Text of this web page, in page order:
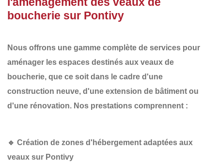
boucherie sur Pontivy
Nous offrons une gamme complète de services pour
aménager les espaces destinés aux veaux de
boucherie, que ce soit dans le cadre d'une
construction neuve, d'une extension de bâtiment ou
d'une rénovation. Nos prestations comprennent :
🔹 Création de zones d'hébergement adaptées aux
veaux sur Pontivy